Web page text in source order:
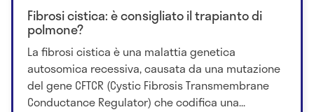
Fibrosi cistica: è consigliato il trapianto di
polmone?
La fibrosi cistica è una malattia genetica
autosomica recessiva, causata da una mutazione
del gene CFTCR (Cystic Fibrosis Transmembrane
Conductance Regulator) che codifica una...